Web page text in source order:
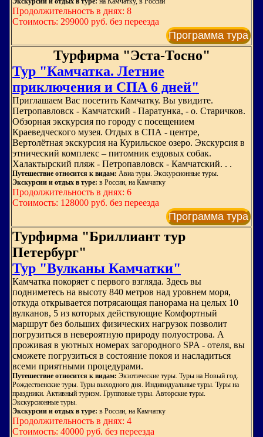
Продолжительность в днях: 8
Стоимость: 299000 руб. без переезда
Программа тура
Турфирма "Эста-Тосно"
Тур "Камчатка. Летние
приключения и СПА 6 дней"
Приглашаем Вас посетить Камчатку. Вы увидите.
Петропавловск - Камчатский - Паратунка, - о. Старичков.
Обзорная экскурсия по городу с посещением
Краеведческого музея. Отдых в СПА - центре,
Вертолётная экскурсия на Курильское озеро. Экскурсия в
этнический комплекс – питомник ездовых собак.
Халактырский пляж - Петропавловск - Камчатский. . .
Путешествие относится к видам: Авиа туры. Экскурсионные туры.
Экскурсии и отдых в туре: в России, на Камчатку
Продолжительность в днях: 6
Стоимость: 128000 руб. без переезда
Программа тура
Турфирма "Бриллиант тур
Петербург"
Тур "Вулканы Камчатки"
Камчатка покоряет с первого взгляда. Здесь вы
подниметесь на высоту 840 метров над уровнем моря,
откуда открывается потрясающая панорама на целых 10
вулканов, 5 из которых действующие Комфортный
маршрут без больших физических нагрузок позволит
погрузиться в невероятную природу полуострова. А
проживая в уютных номерах загородного SPA - отеля, вы
сможете погрузиться в состояние покоя и насладиться
всеми приятными процедурами.
Путешествие относится к видам: Экзотические туры. Туры на Новый год.
Рождественские туры. Туры выходного дня. Индивидуальные туры. Туры на
праздники. Активный туризм. Групповые туры. Авторские туры.
Экскурсионные туры.
Экскурсии и отдых в туре: в России, на Камчатку
Продолжительность в днях: 4
Стоимость: 40000 руб. без переезда